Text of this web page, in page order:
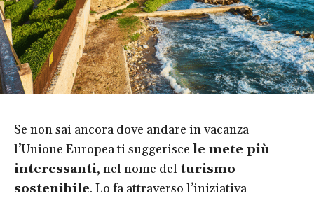
Se non sai ancora dove andare in vacanza
l’Unione Europea ti suggerisce le mete più
interessanti, nel nome del turismo
sostenibile. Lo fa attraverso l’iniziativa